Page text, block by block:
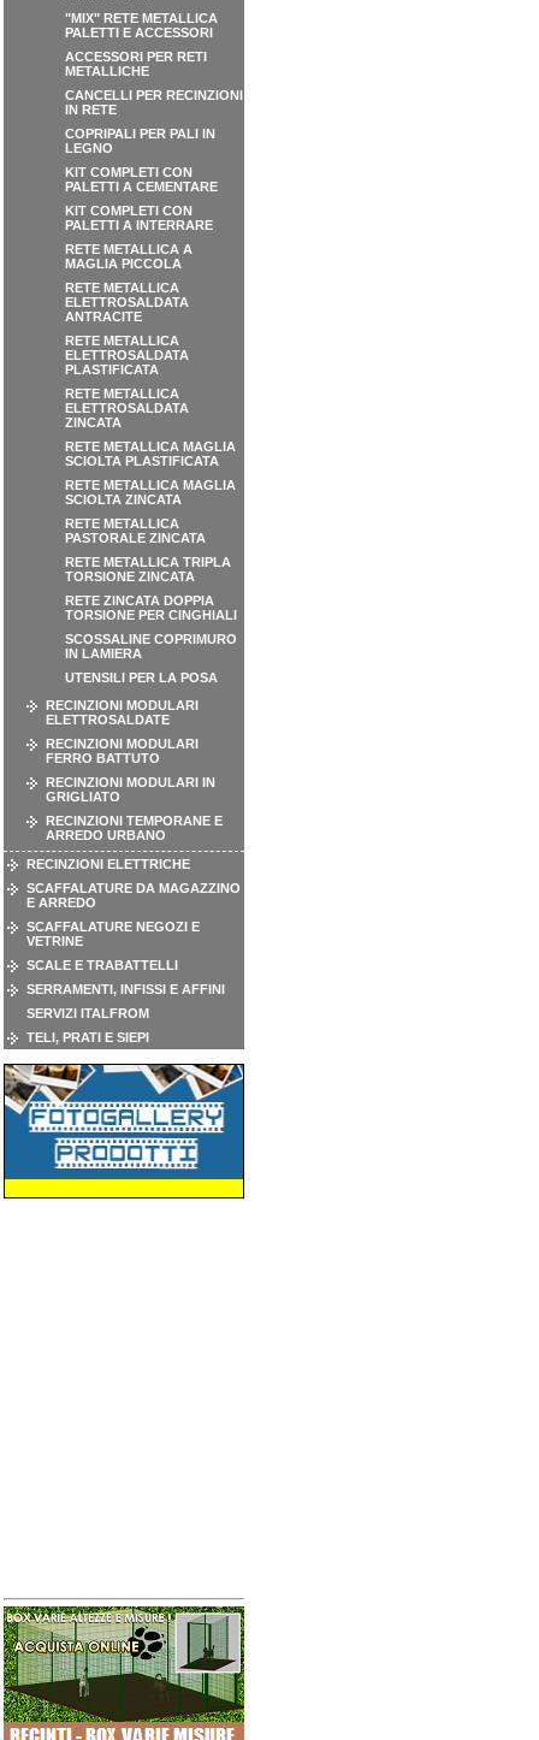
"MIX" RETE METALLICA
PALETTI E ACCESSORI
ACCESSORI PER RETI
METALLICHE
CANCELLI PER RECINZIONI
IN RETE
COPRIPALI PER PALI IN
LEGNO
KIT COMPLETI CON
PALETTI A CEMENTARE
KIT COMPLETI CON
PALETTI A INTERRARE
RETE METALLICA A
MAGLIA PICCOLA
RETE METALLICA
ELETTROSALDATA
ANTRACITE
RETE METALLICA
ELETTROSALDATA
PLASTIFICATA
RETE METALLICA
ELETTROSALDATA
ZINCATA
RETE METALLICA MAGLIA
SCIOLTA PLASTIFICATA
RETE METALLICA MAGLIA
SCIOLTA ZINCATA
RETE METALLICA
PASTORALE ZINCATA
RETE METALLICA TRIPLA
TORSIONE ZINCATA
RETE ZINCATA DOPPIA
TORSIONE PER CINGHIALI
SCOSSALINE COPRIMURO
IN LAMIERA
UTENSILI PER LA POSA
RECINZIONI MODULARI
ELETTROSALDATE
RECINZIONI MODULARI
FERRO BATTUTO
RECINZIONI MODULARI IN
GRIGLIATO
RECINZIONI TEMPORANE E
ARREDO URBANO
RECINZIONI ELETTRICHE
SCAFFALATURE DA MAGAZZINO
E ARREDO
SCAFFALATURE NEGOZI E
VETRINE
SCALE E TRABATTELLI
SERRAMENTI, INFISSI E AFFINI
SERVIZI ITALFROM
TELI, PRATI E SIEPI